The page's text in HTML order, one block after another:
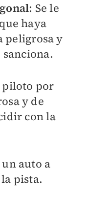
: Se le
haya
peligrosa y
piloto por
y de
con la
auto a
pista.